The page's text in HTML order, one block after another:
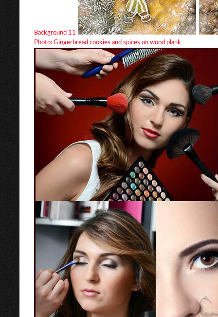
Background 11
Photo: Gingerbread cookies and spices on wood plank